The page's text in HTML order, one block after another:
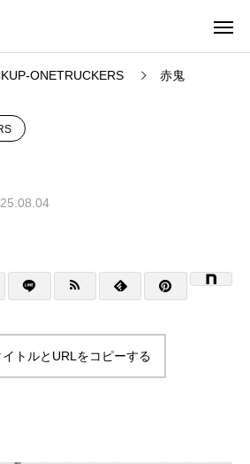
ONETRUCKERS 赤鬼
トルとURLをコピーする